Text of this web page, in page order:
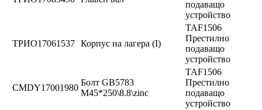
подаващо
устройство
ТРИО17061537 Корпус на лагера (I)
TAF1506
Престилно
подаващо
устройство
CMDY17001980
Болт GB5783
M45*250\8.8\zinc
TAF1506
Престилно
подаващо
устройство